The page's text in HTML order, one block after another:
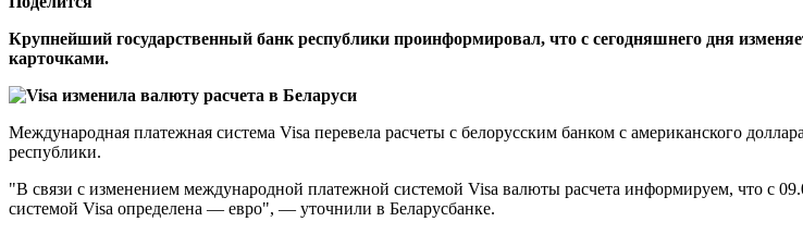
Крупнейший государственный банк республики проинформировал, что с сегодняшнего дня
карточками.
Международная платежная система Visa перевела расчеты с белорусским банком с американского
республики.
"В связи с изменением международной платежной системой Visa валюты расчета информируем, что с
системой Visa определена — евро", — уточнили в Беларусбанке.